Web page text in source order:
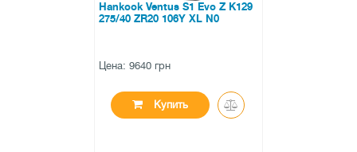
Hankook Ventus S1 Evo Z K129
275/40 ZR20 106Y XL N0
Цена: 9640 грн
Купить